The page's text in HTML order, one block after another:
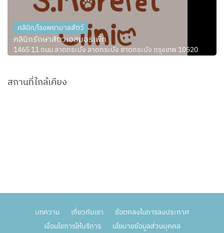
คลินิก/โรงพยาบาลสัตว์
คลินิกรักษาสัตว์เอสมอร์เพ็ท
1465 11 ถนน ลาดกระบัง ลาดกระบัง ลาดกระบัง กรุงเทพ 10520
สถานที่ใกล้เคียง
บทความ เกี่ยวกับเรา
ข้อตกลงในการลงประกาศ
เงื่อนไขการให้บริการ
นโยบายข้อมูลส่วนบุคคล